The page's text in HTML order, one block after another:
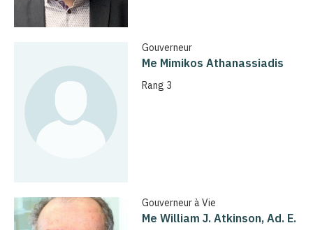
Gouverneur
Me Mimikos Athanassiadis
Rang 3
Gouverneur à Vie
Me William J. Atkinson, Ad. E.